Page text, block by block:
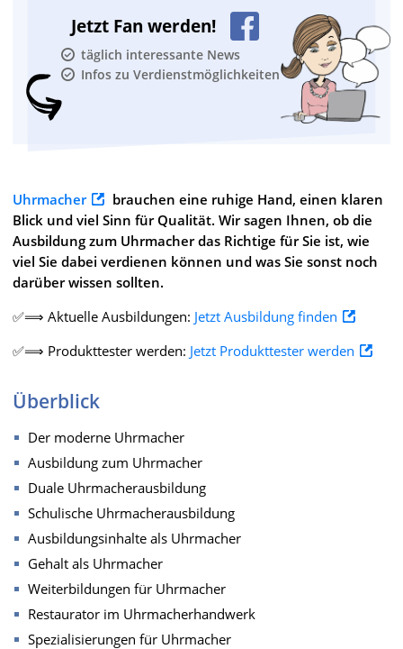
Jetzt Fan werden!
täglich interessante News
Infos zu Verdienstmöglichkeiten
Uhrmacher
brauchen eine ruhige Hand, einen klaren
Blick und viel Sinn für Qualität. Wir sagen Ihnen, ob die
Ausbildung zum Uhrmacher das Richtige für Sie ist, wie
viel Sie dabei verdienen können und was Sie sonst noch
darüber wissen sollten.
✅⟹ Aktuelle Ausbildungen: Jetzt Ausbildung finden
✅⟹ Produkttester werden: Jetzt Produkttester werden
Überblick
Der moderne Uhrmacher
Ausbildung zum Uhrmacher
Duale Uhrmacherausbildung
Schulische Uhrmacherausbildung
Ausbildungsinhalte als Uhrmacher
Gehalt als Uhrmacher
Weiterbildungen für Uhrmacher
Restaurator im Uhrmacherhandwerk
Spezialisierungen für Uhrmacher